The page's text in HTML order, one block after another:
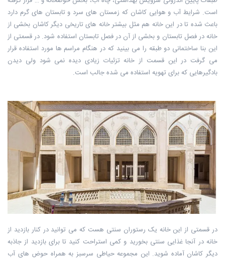
است. شرایط آب و هوایی کاشان که زمستان های سرد و تابستان های گرم دارد
باعث شده تا در این خانه هم مثل بیشتر خانه های تاریخی دیگر کاشان بخشی از
خانه در فصل تابستان و بخشی از آن در فصل تابستان استفاده شود. در قسمتی از
این بنا ساختمانی دو طبقه را می بینید که در هنگام مراسم ها مورد استفاده قرار
می گرفت در این قسمت از خانه تزئیات زیادی دیده نمی شود ولی دیدن
بادگیرهایی که برای تهویه استفاده می شده جالب است.
در قسمتی از این خانه یک رستوران سنتی هست که می توانید در کنار بازدید از
خانه در آنجا غذایی سنتی بخورید و کمی استراحت کنید تا برای بازدید از جاذبه
دیگر کاشان آماده شوید. این مجموعه حیاطی سرسبز به همراه حوض های آب